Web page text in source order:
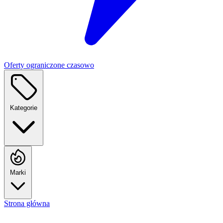
Oferty ograniczone czasowo
Kategorie
Marki
Strona główna